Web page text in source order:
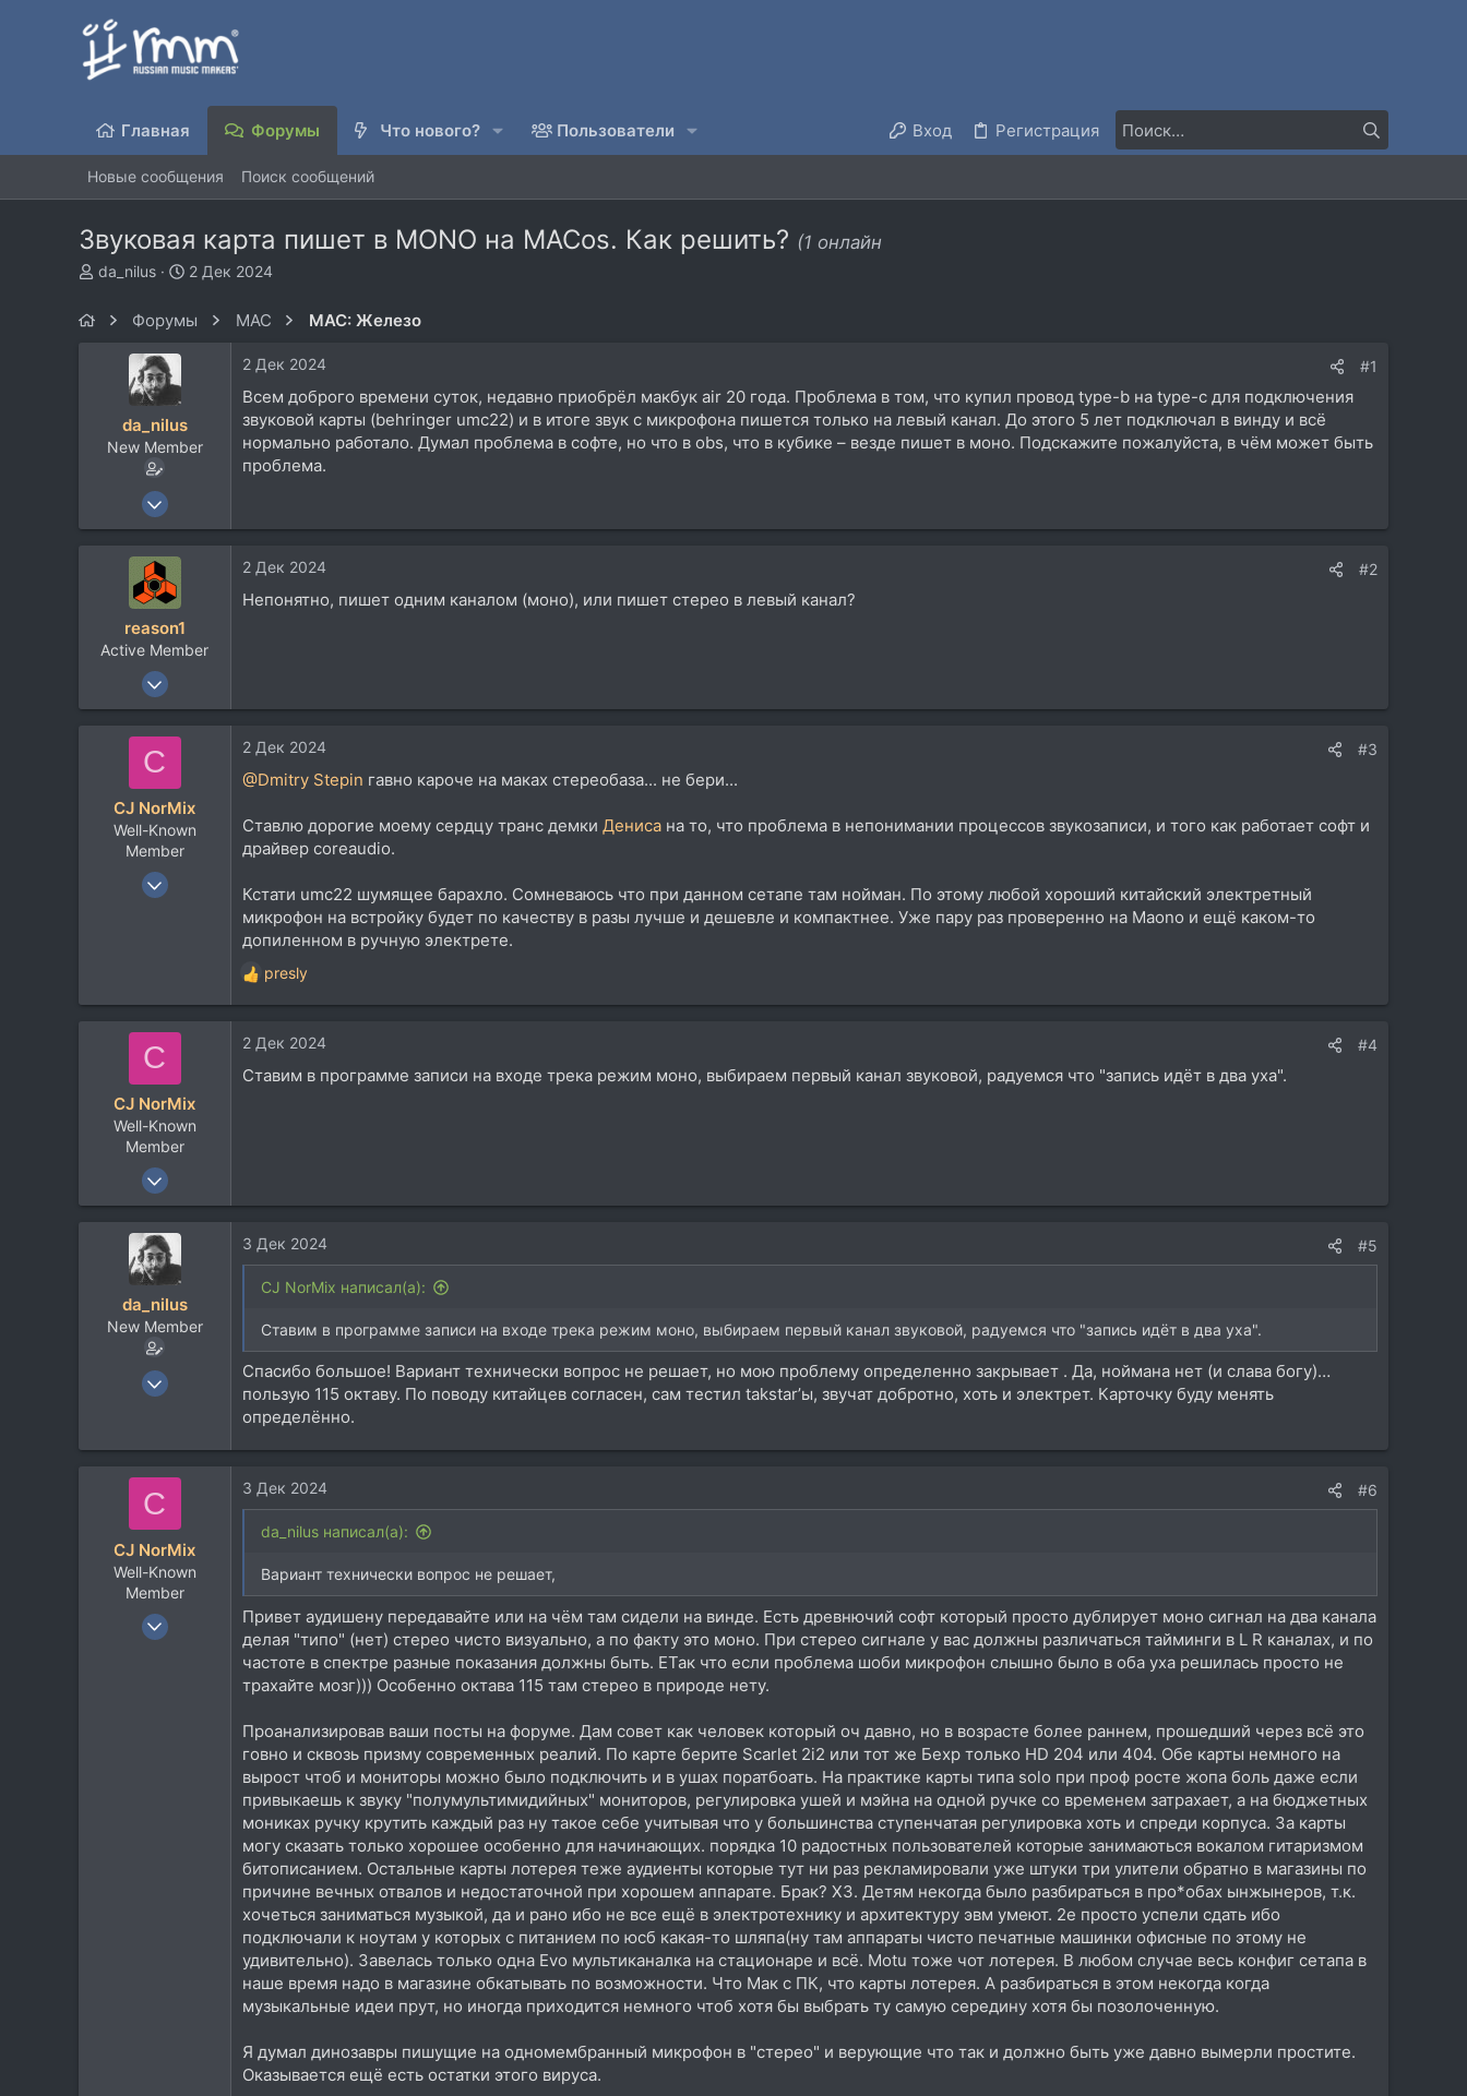
Главная Форумы Что нового? Пользователи Вход Регистрация
Новые сообщения Поиск сообщений
Звуковая карта пишет в MONO на MACos. Как решить? (1 онлайн
А
da_nilus
Д
а
а
2 Дек 2024
Форумы MAC MAC: Железо
da_nilus
New Member
3 Мар 2020
2 Дек 2024 #1
Всем доброго времени суток, недавно приобрёл макбук air 20 года. Проблема в том, что купил провод type-b на type-c для подключения
звуковой карты (behringer umc22) и в итоге звук с микрофона пишется только на левый канал. До этого 5 лет подключал в винду и всё
нормально работало. Думал проблема в софте, но что в obs, что в кубике – везде пишет в моно. Подскажите пожалуйста, в чём может быть
проблема.
reason1
Active Member
10 Мар 2024
2 Дек 2024 #2
Непонятно, пишет одним каналом (моно), или пишет стерео в левый канал?
C
CJ NorMix
Well-Known
Member
6 Фев 2011
2 Дек 2024 #3
@Dmitry Stepin гавно кароче на маках стереобаза... не бери...
Ставлю дорогие моему сердцу транс демки Дениса на то, что проблема в непонимании процессов звукозаписи, и того как работает софт и
драйвер coreaudio.
Кстати umc22 шумящее барахло. Сомневаюсь что при данном сетапе там нойман. По этому любой хороший китайский электретный
микрофон на встройку будет по качеству в разы лучше и дешевле и компактнее. Уже пару раз проверенно на Maono и ещё каком-то
допиленном в ручную электрете.
Р
е
к
и
presly
C
CJ NorMix
Well-Known
Member
6 Фев 2011
2 Дек 2024 #4
Ставим в программе записи на входе трека режим моно, выбираем первый канал звуковой, радуемся что "запись идёт в два уха".
da_nilus
New Member
3 Мар 2020
3 Дек 2024 #5
CJ NorMix написал(а):
Ставим в программе записи на входе трека режим моно, выбираем первый канал звуковой, радуемся что "запись идёт в два уха".
Спасибо большое! Вариант технически вопрос не решает, но мою проблему определенно закрывает . Да, ноймана нет (и слава богу)…
пользую 115 октаву. По поводу китайцев согласен, сам тестил takstar’ы, звучат добротно, хоть и электрет. Карточку буду менять
определённо.
C
CJ NorMix
Well-Known
Member
6 Фев 2011
3 Дек 2024 #6
da_nilus написал(а):
Вариант технически вопрос не решает,
Привет аудишену передавайте или на чём там сидели на винде. Есть древнючий софт который просто дублирует моно сигнал на два канала
делая "типо" (нет) стерео чисто визуально, а по факту это моно. При стерео сигнале у вас должны различаться тайминги в L R каналах, и по
частоте в спектре разные показания должны быть. ЕТак что если проблема шоби микрофон слышно было в оба уха решилась просто не
трахайте мозг))) Особенно октава 115 там стерео в природе нету.
Проанализировав ваши посты на форуме. Дам совет как человек который оч давно, но в возрасте более раннем, прошедший через всё это
говно и сквозь призму современных реалий. По карте берите Scarlet 2i2 или тот же Бехр только HD 204 или 404. Обе карты немного на
вырост чтоб и мониторы можно было подключить и в ушах поратбоать. На практике карты типа solo при проф росте жопа боль даже если
привыкаешь к звуку "полумультимидийных" мониторов, регулировка ушей и мэйна на одной ручке со временем затрахает, а на бюджетных
мониках ручку крутить каждый раз ну такое себе учитывая что у большинства ступенчатая регулировка хоть и спреди корпуса. За карты
могу сказать только хорошее особенно для начинающих. порядка 10 радостных пользователей которые занимаються вокалом гитаризмом
битописанием. Остальные карты лотерея теже аудиенты которые тут ни раз рекламировали уже штуки три улители обратно в магазины по
причине вечных отвалов и недостаточной при хорошем аппарате. Брак? ХЗ. Детям некогда было разбираться в про*обах ынжынеров, т.к.
хочеться заниматься музыкой, да и рано ибо не все ещё в электротехнику и архитектуру эвм умеют. 2е просто успели сдать ибо
подключали к ноутам у которых с питанием по юсб какая-то шляпа(ну там аппараты чисто печатные машинки офисные по этому не
удивительно). Завелась только одна Evo мультиканалка на стационаре и всё. Motu тоже чот лотерея. В любом случае весь конфиг сетапа в
наше время надо в магазине обкатывать по возможности. Что Мак с ПК, что карты лотерея. А разбираться в этом некогда когда
музыкальные идеи прут, но иногда приходится немного чтоб хотя бы выбрать ту самую середину хотя бы позолоченную.
Я думал динозавры пишущие на одномембранный микрофон в "стерео" и верующие что так и должно быть уже давно вымерли простите.
Оказывается ещё есть остатки этого вируса.